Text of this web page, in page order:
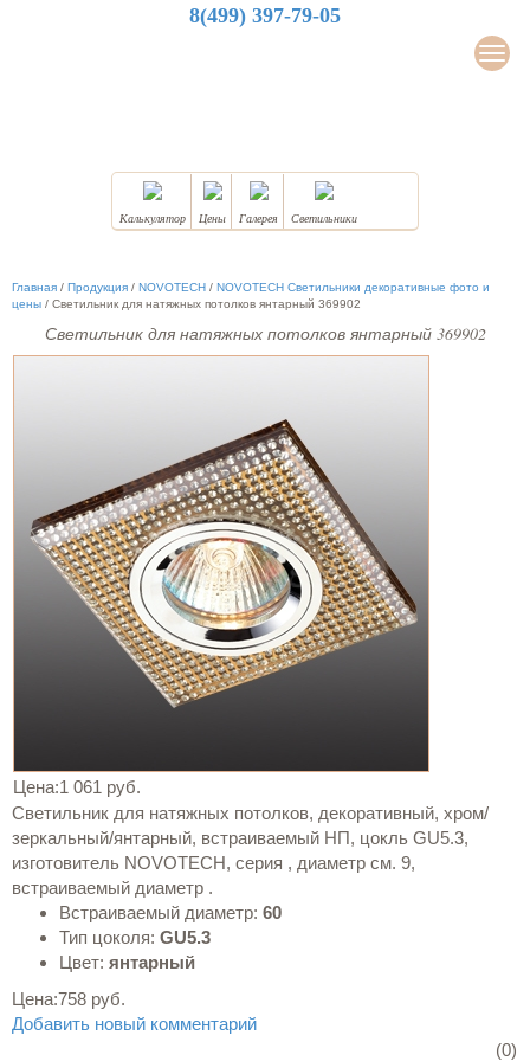
8(499) 397-79-05
Калькулятор Цены Галерея Светильники
Главная / Продукция / NOVOTECH / NOVOTECH Светильники декоративные фото и
цены / Светильник для натяжных потолков янтарный 369902
Светильник для натяжных потолков янтарный 369902
Цена:1 061 руб.
Светильник для натяжных потолков, декоративный, хром/
зеркальный/янтарный, встраиваемый НП, цокль GU5.3,
изготовитель NOVOTECH, серия , диаметр см. 9,
встраиваемый диаметр .
Встраиваемый диаметр: 60
Тип цоколя: GU5.3
Цвет: янтарный
Цена:758 руб.
Добавить новый комментарий
(0)